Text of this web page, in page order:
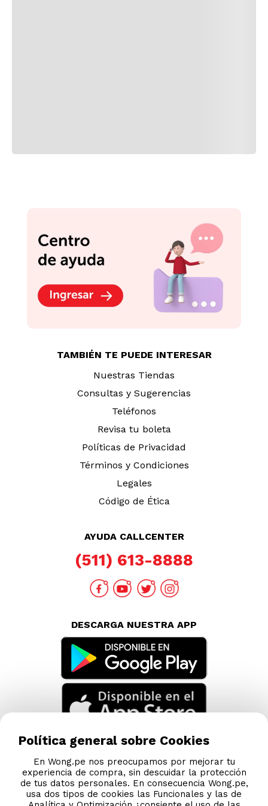
Política general sobre Cookies
En Wong.pe nos preocupamos por mejorar tu
experiencia de compra, sin descuidar la protección
de tus datos personales. En consecuencia Wong.pe,
usa dos tipos de cookies las Funcionales y las de